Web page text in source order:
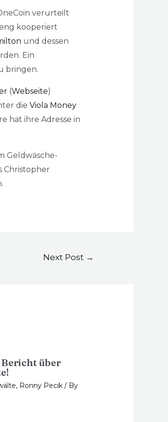
verurteilt
kooperiert
und dessen
Ein
bringen.
(Webseite)
die Viola Money
hat ihre Adresse in
Geldwäsche-
Christopher
Next Post →
über
, Ronny Pecik/ By